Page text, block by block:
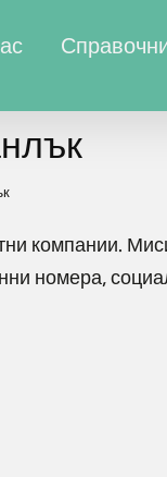
компании.
номера,